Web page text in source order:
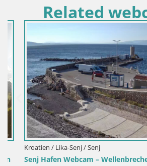
Related
Kroatien / Lika-Senj / Senj
Senj Hafen Webcam – Wellenbrecher